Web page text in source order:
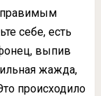
себе, есть
выпив
жажда,
происходило